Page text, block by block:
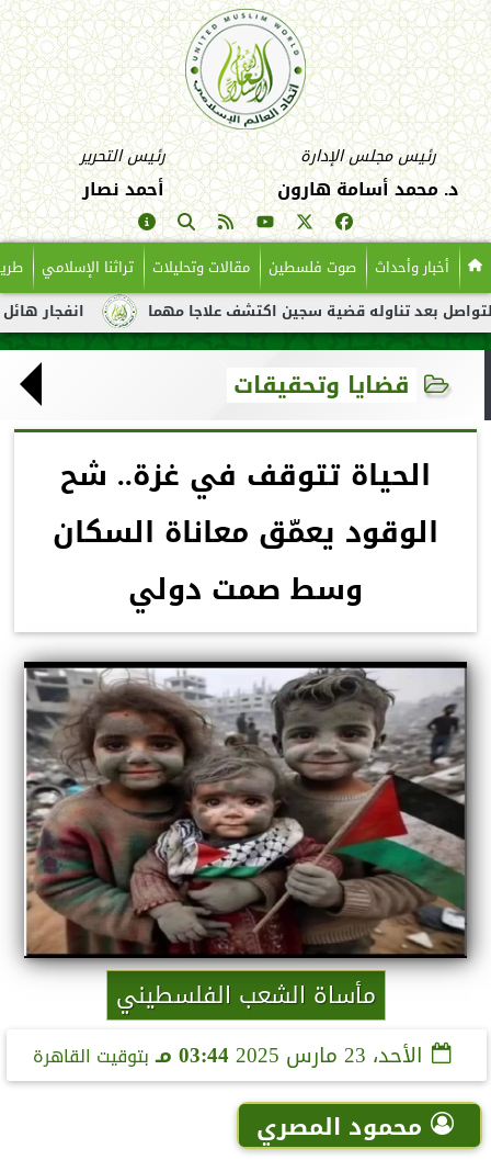
رئيس مجلس الإدارة
د. محمد أسامة هارون
رئيس التحرير
أحمد نصار
أخبار وأحداث صوت فلسطين مقالات وتحليلات تراثنا الإسلامي
انفجار هائل لناقلة تناوله قضية سجين اكتشف علاجا مهما
قضايا وتحقيقات
الحياة تتوقف في غزة.. شح
الوقود يعمّق معاناة السكان
وسط صمت دولي
مأساة الشعب الفلسطيني
الأحد، 23 مارس 2025 03:44 مـ بتوقيت القاهرة
محمود المصري